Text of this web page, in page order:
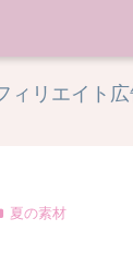
ィリエイト広
夏の素材